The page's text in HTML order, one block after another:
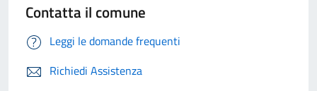
Contatta il comune
Leggi le domande frequenti
Richiedi Assistenza